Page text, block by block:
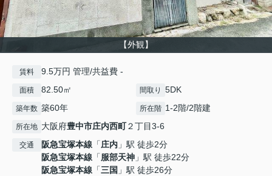
【外観】
賃料 9.5万円 管理/共益費 -
面積 82.50㎡ 間取り 5DK
築年数 築60年 所在階 1-2階/2階建
所在地 大阪府豊中市庄内西町２丁目3-6
交通 阪急宝塚本線 「庄内 」駅 徒歩2分
阪急宝塚本線 「服部天神 」駅 徒歩22分
阪急宝塚本線 「三国 」駅 徒歩26分